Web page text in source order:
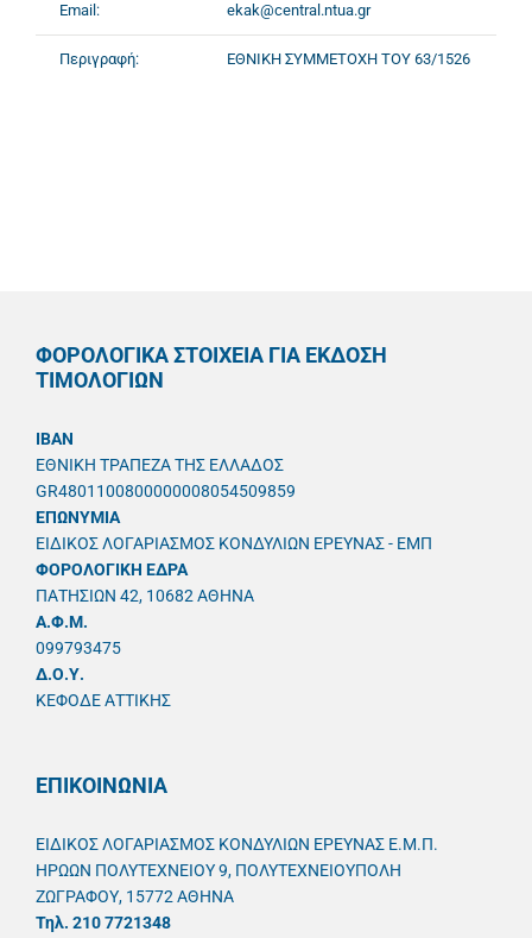
Email: ekak@central.ntua.gr
Περιγραφή: ΕΘΝΙΚΗ ΣΥΜΜΕΤΟΧΗ ΤΟΥ 63/1526
ΦΟΡΟΛΟΓΙΚΑ ΣΤΟΙΧΕΙΑ ΓΙΑ ΕΚΔΟΣΗ
ΤΙΜΟΛΟΓΙΩΝ
IBAN
ΕΘΝΙΚΗ ΤΡΑΠΕΖΑ ΤΗΣ ΕΛΛΑΔΟΣ
GR4801100800000008054509859
ΕΠΩΝΥΜΙΑ
ΕΙΔΙΚΟΣ ΛΟΓΑΡΙΑΣΜΟΣ ΚΟΝΔΥΛΙΩΝ ΕΡΕΥΝΑΣ - ΕΜΠ
ΦΟΡΟΛΟΓΙΚΗ ΕΔΡΑ
ΠΑΤΗΣΙΩΝ 42, 10682 ΑΘΗΝΑ
A.Φ.Μ.
099793475
Δ.Ο.Υ.
ΚΕΦΟΔΕ ΑΤΤΙΚΗΣ
ΕΠΙΚΟΙΝΩΝΙΑ
ΕΙΔΙΚΟΣ ΛΟΓΑΡΙΑΣΜΟΣ ΚΟΝΔΥΛΙΩΝ ΕΡΕΥΝΑΣ Ε.Μ.Π.
ΗΡΩΩΝ ΠΟΛΥΤΕΧΝΕΙΟΥ 9, ΠΟΛΥΤΕΧΝΕΙΟΥΠΟΛΗ
ΖΩΓΡΑΦΟΥ, 15772 ΑΘΗΝΑ
Τηλ. 210 7721348